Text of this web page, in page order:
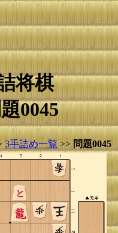
将棋
0045
3手詰め一覧 >> 問題0045